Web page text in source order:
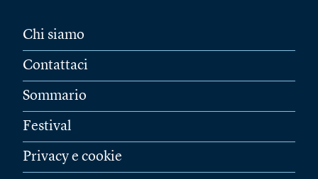
Chi siamo
Contattaci
Sommario
Festival
Privacy e cookie